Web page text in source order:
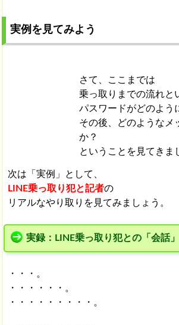
実例を見てみよう
さて、ここまでは
乗っ取りまでの流れと
パスワードがどのよう
その後、どのようなメ
か？
ということを見てきま
次は「実例」として、
LINE乗っ取り犯と記者の
リアルなやり取りを見てみましょう。
実録：LINE乗っ取り犯との「会話」
・・・。
・・・・・・。
・・・・・・・・・。